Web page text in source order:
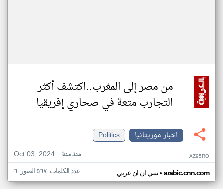
من مصر إلى المغرب..اكتشف أكثر
التجارب متعة في صحاري إفريقيا
اخبار موريتانيا
Politics
Oct 03, 2024
منذ سنة AZ95RO
سي ان ان عربي• arabic.cnn.com عدد الكلمات: ٥٦٧ الصور: ٦